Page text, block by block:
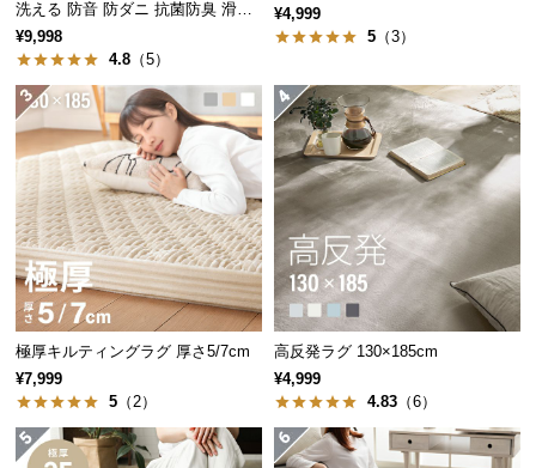
中
型
商
品
配
送
に
つ
い
て
小
型
商
品
の
洗える 防音 防ダニ 抗菌防臭 滑り
止め付き
¥9,998
4.8 （5）
¥4,999
5 （3）
極厚キルティングラグ 厚さ5/7cm
¥7,999
5 （2）
高反発ラグ 130×185cm
¥4,999
4.83 （6）